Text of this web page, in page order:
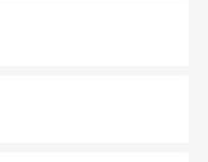
める外せないスポット